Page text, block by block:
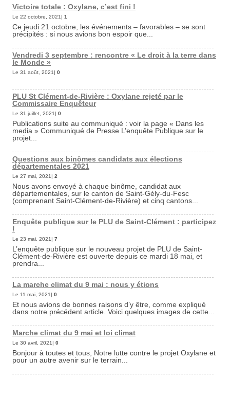
Victoire totale : Oxylane, c’est fini !
Le 22 octobre, 2021| 1
Ce jeudi 21 octobre, les événements – favorables – se sont
précipités : si nous avions bon espoir que...
Vendredi 3 septembre : rencontre « Le droit à la terre dans
le Monde »
Le 31 août, 2021| 0
PLU St Clément-de-Rivière : Oxylane rejeté par le
Commissaire Enquêteur
Le 31 juillet, 2021| 0
Publications suite au communiqué : voir la page « Dans les
media » Communiqué de Presse L’enquête Publique sur le
projet...
Questions aux binômes candidats aux élections
départementales 2021
Le 27 mai, 2021| 2
Nous avons envoyé à chaque binôme, candidat aux
départementales, sur le canton de Saint-Gély-du-Fesc
(comprenant Saint-Clément-de-Rivière) et cinq cantons...
Enquête publique sur le PLU de Saint-Clément : participez
!
Le 23 mai, 2021| 7
L’enquête publique sur le nouveau projet de PLU de Saint-
Clément-de-Rivière est ouverte depuis ce mardi 18 mai, et
prendra...
La marche climat du 9 mai : nous y étions
Le 11 mai, 2021| 0
Et nous avions de bonnes raisons d’y être, comme expliqué
dans notre précédent article. Voici quelques images de cette...
Marche climat du 9 mai et loi climat
Le 30 avril, 2021| 0
Bonjour à toutes et tous, Notre lutte contre le projet Oxylane et
pour un autre avenir sur le terrain...